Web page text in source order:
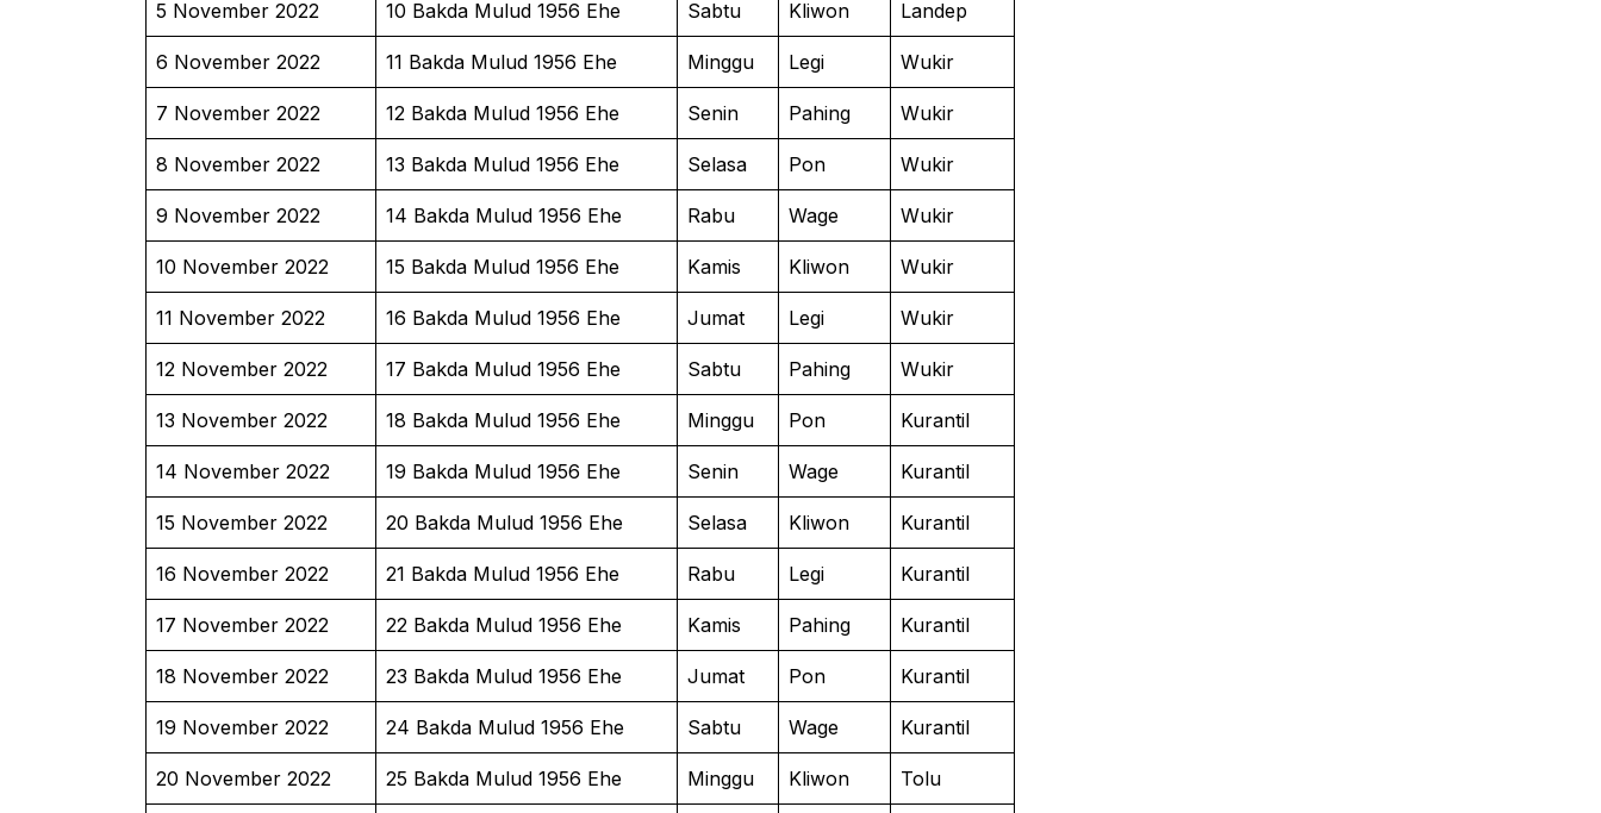
5 November 2022 10 Bakda Mulud 1956 Ehe Sabtu Kliwon Landep
6 November 2022 11 Bakda Mulud 1956 Ehe Minggu Legi Wukir
7 November 2022 12 Bakda Mulud 1956 Ehe Senin Pahing Wukir
8 November 2022 13 Bakda Mulud 1956 Ehe Selasa Pon Wukir
9 November 2022 14 Bakda Mulud 1956 Ehe Rabu Wage Wukir
10 November 2022 15 Bakda Mulud 1956 Ehe Kamis Kliwon Wukir
11 November 2022 16 Bakda Mulud 1956 Ehe Jumat Legi Wukir
12 November 2022 17 Bakda Mulud 1956 Ehe Sabtu Pahing Wukir
13 November 2022 18 Bakda Mulud 1956 Ehe Minggu Pon Kurantil
14 November 2022 19 Bakda Mulud 1956 Ehe Senin Wage Kurantil
15 November 2022 20 Bakda Mulud 1956 Ehe Selasa Kliwon Kurantil
16 November 2022 21 Bakda Mulud 1956 Ehe Rabu Legi Kurantil
17 November 2022 22 Bakda Mulud 1956 Ehe Kamis Pahing Kurantil
18 November 2022 23 Bakda Mulud 1956 Ehe Jumat Pon Kurantil
19 November 2022 24 Bakda Mulud 1956 Ehe Sabtu Wage Kurantil
20 November 2022 25 Bakda Mulud 1956 Ehe Minggu Kliwon Tolu